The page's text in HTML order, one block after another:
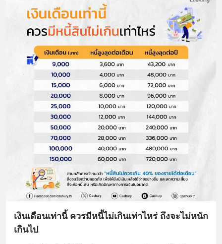
เงินเดือนเท่านี้ ควรมีหนี้ไม่เกินเท่าไหร่ ถึงจะไม่หนัก
เกินไป